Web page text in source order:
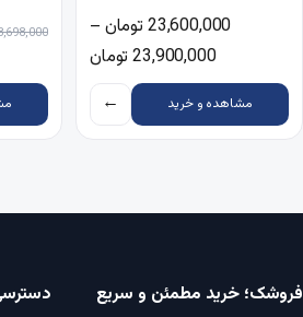
23,600,000 تومان –
23,900,000 تومانمحدوده قیمت: 23,600,000 تومان تا 23,900,000
مشاهده و خرید ←
فروشک؛ خرید مطمئن و سریع